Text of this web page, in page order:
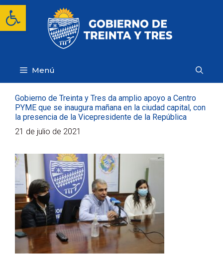
Abrir barra de herramientas
Saltar
contenido
Menú
Gobierno de Treinta y Tres da amplio apoyo a Centro
PYME que se inaugura mañana en la ciudad capital, con
la presencia de la Vicepresidente de la República
21 de julio de 2021